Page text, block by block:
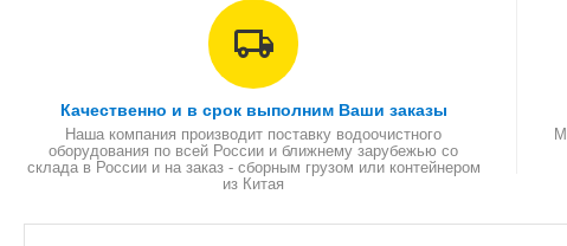
Качественно и в срок выполним Ваши заказы
Наша компания производит поставку водоочистного
оборудования по всей России и ближнему зарубежью со
склада в России и на заказ - сборным грузом или контейнером
из Китая